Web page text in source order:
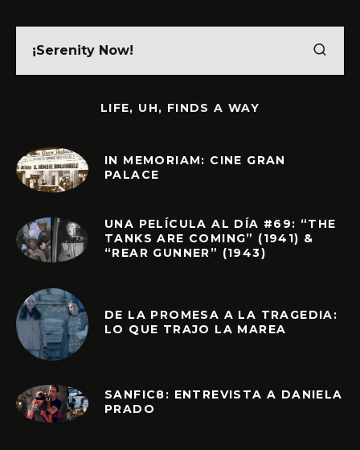
LIFE, UH, FINDS A WAY
IN MEMORIAM: CINE GRAN
PALACE
UNA PELÍCULA AL DÍA #69: “THE
TANKS ARE COMING” (1941) &
“REAR GUNNER” (1943)
DE LA PROMESA A LA TRAGEDIA:
LO QUE TRAJO LA MAREA
SANFIC8: ENTREVISTA A DANIELA
PRADO